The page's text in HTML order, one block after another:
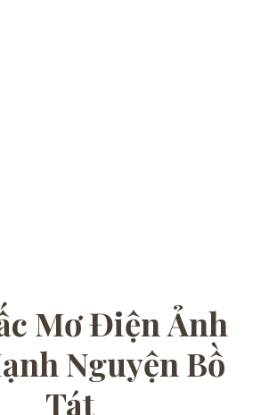
Mơ Điện Ảnh
Nguyện Bồ
Tát